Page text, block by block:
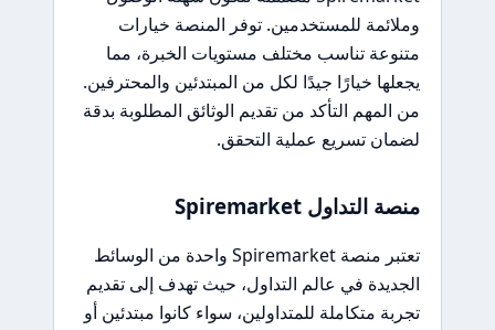
وملائمة للمستخدمين. توفر المنصة خيارات
متنوعة تناسب مختلف مستويات الخبرة، مما
يجعلها خيارًا جيدًا لكل من المبتدئين والمحترفين.
من المهم التأكد من تقديم الوثائق المطلوبة بدقة
لضمان تسريع عملية التحقق.
منصة التداول Spiremarket
تعتبر منصة Spiremarket واحدة من الوسائط
الجديدة في عالم التداول، حيث تهدف إلى تقديم
تجربة متكاملة للمتداولين، سواء كانوا مبتدئين أو